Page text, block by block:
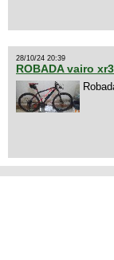
28/10/24 20:39
ROBADA vairo